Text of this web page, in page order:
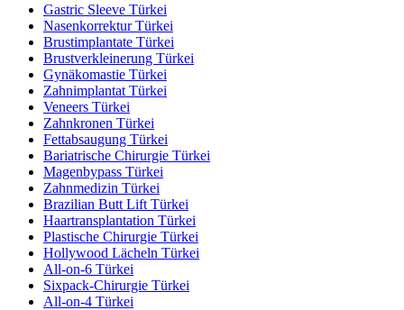
Gastric Sleeve Türkei
Nasenkorrektur Türkei
Brustimplantate Türkei
Brustverkleinerung Türkei
Gynäkomastie Türkei
Zahnimplantat Türkei
Veneers Türkei
Zahnkronen Türkei
Fettabsaugung Türkei
Bariatrische Chirurgie Türkei
Magenbypass Türkei
Zahnmedizin Türkei
Brazilian Butt Lift Türkei
Haartransplantation Türkei
Plastische Chirurgie Türkei
Hollywood Lächeln Türkei
All-on-6 Türkei
Sixpack-Chirurgie Türkei
All-on-4 Türkei